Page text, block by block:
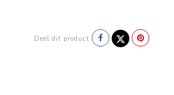
Deel dit product